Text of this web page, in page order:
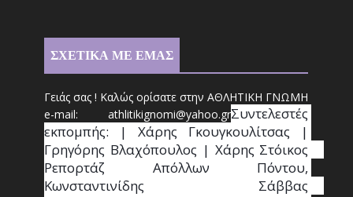
ΣΧΕΤΙΚΑ ΜΕ ΕΜΑΣ
Γειάς σας ! Καλώς ορίσατε στην ΑΘΛΗΤΙΚΗ ΓΝΩΜΗ
e-mail: athlitikignomi@yahoo.grΣυντελεστές
εκπομπής: | Χάρης Γκουγκουλίτσας |
Γρηγόρης Βλαχόπουλος | Χάρης Στόικος
Ρεπορτάζ Απόλλων Πόντου,
Κωνσταντινίδης   Σάββας